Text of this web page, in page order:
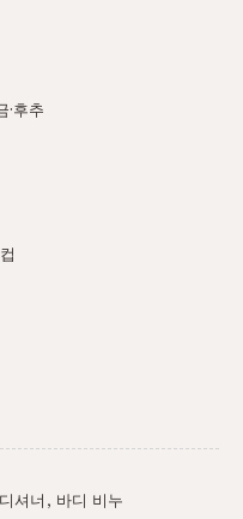
후추
셔너, 바디 비누